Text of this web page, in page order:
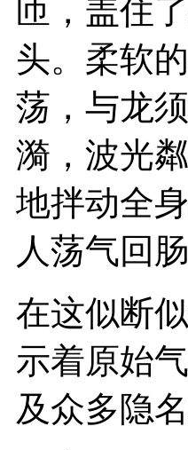
匝，盖住
头。柔软
荡，与龙
漪，波光
地拌动全
人荡气回
在这似断
示着原始
及众多隐